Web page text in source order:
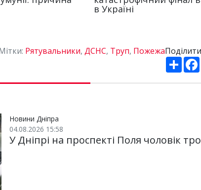
Рятувальники, ДСНС, Труп, Пожежа
П
о
Новини Дніпра
04.08.2026 15:58
У Дніпрі на проспекті Поля чоловік